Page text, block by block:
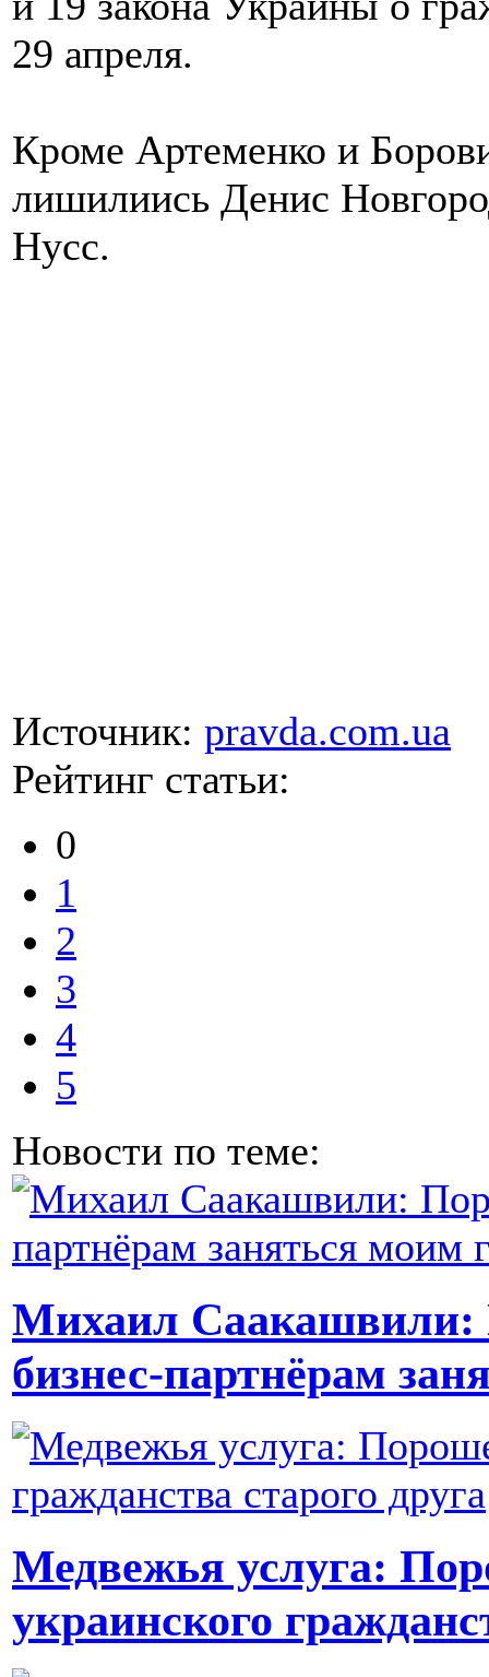
29 апреля.
Кроме Артеменко и
лишилиись Денис
Нусс.
Источник: pravda.com.ua
Рейтинг статьи:
0
1
2
3
4
5
Новости по теме:
Михаил Саакашвили:
бизнес-партнёрам
Медвежья услуга:
украинского